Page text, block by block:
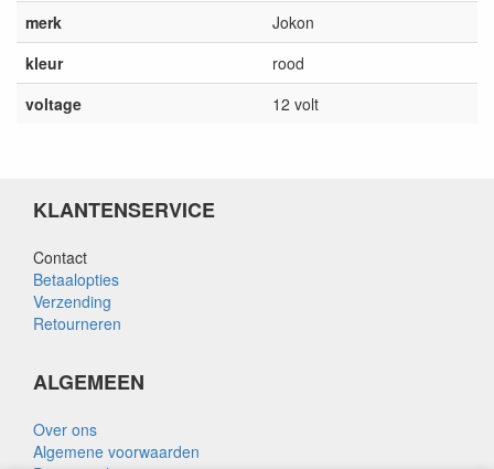
merk
Jokon
kleur
rood
voltage
12 volt
KLANTENSERVICE
Contact
Betaalopties
Verzending
Retourneren
ALGEMEEN
Over ons
Algemene voorwaarden